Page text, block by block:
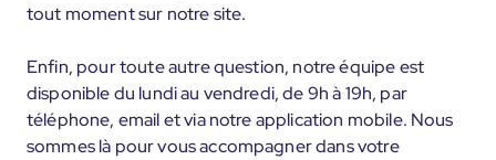
tout moment sur notre site.
Enfin, pour toute autre question, notre équipe est
disponible du lundi au vendredi, de 9h à 19h, par
téléphone, email et via notre application mobile. Nous
sommes là pour vous accompagner dans votre